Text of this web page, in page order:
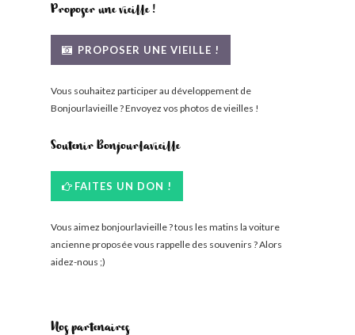
Proposer une vieille !
PROPOSER UNE VIEILLE !
Vous souhaitez participer au développement de
Bonjourlavieille ? Envoyez vos photos de vieilles !
Soutenir Bonjourlavieille
FAITES UN DON !
Vous aimez bonjourlavieille ? tous les matins la voiture
ancienne proposée vous rappelle des souvenirs ? Alors
aidez-nous ;)
Nos partenaires